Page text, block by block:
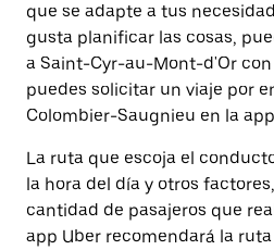
que se adapte a tus
gusta planificar las cosas,
a Saint-Cyr-au-Mont-d'Or
puedes solicitar un viaje por
Colombier-Saugnieu en la
La ruta que escoja el
la hora del día y otros
cantidad de pasajeros que
app Uber recomendará la